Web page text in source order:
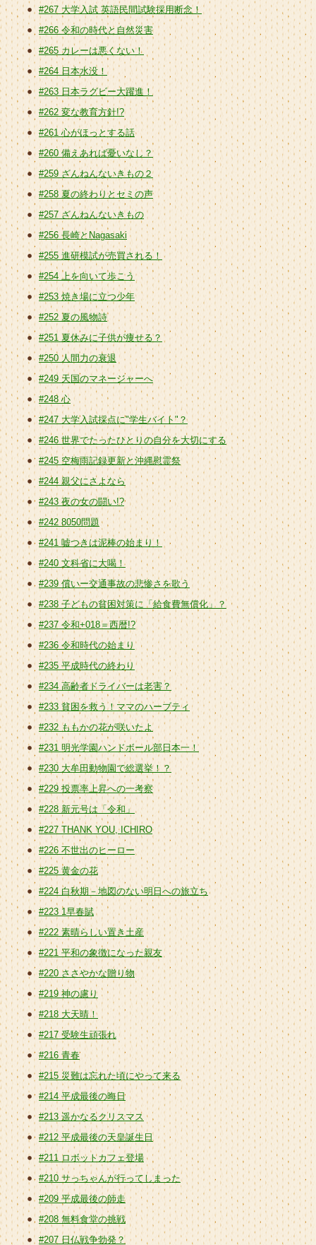
#267 大学入試 英語民間試験採用断念！
#266 令和の時代と自然災害
#265 カレーは悪くない！
#264 日本水没！
#263 日本ラグビー大躍進！
#262 変な教育方針!?
#261 心がほっとする話
#260 備えあれば憂いなし？
#259 ざんねんないきもの２
#258 夏の終わりとセミの声
#257 ざんねんないきもの
#256 長崎とNagasaki
#255 進研模試が売買される！
#254 上を向いて歩こう
#253 焼き場に立つ少年
#252 夏の風物詩
#251 夏休みに子供が痩せる？
#250 人間力の衰退
#249 天国のマネージャーへ
#248 心
#247 大学入試採点に"学生バイト"？
#246 世界でたったひとりの自分を大切にする
#245 空梅雨記録更新と沖縄慰霊祭
#244 親父にさよなら
#243 夜の女の闘い!?
#242 8050問題
#241 嘘つきは泥棒の始まり！
#240 文科省に大喝！
#239 償いー交通事故の悲惨さを歌う
#238 子どもの貧困対策に「給食費無償化」？
#237 令和+018＝西暦!?
#236 令和時代の始まり
#235 平成時代の終わり
#234 高齢者ドライバーは老害？
#233 貧困を救う！ママのハーブティ
#232 ももかの花が咲いたよ
#231 明光学園ハンドボール部日本一！
#230 大牟田動物園で総選挙！？
#229 投票率上昇への一考察
#228 新元号は「令和」
#227 THANK YOU, ICHIRO
#226 不世出のヒーロー
#225 黄金の花
#224 白秋期－地図のない明日への旅立ち
#223 1早春賦
#222 素晴らしい置き土産
#221 平和の象徴になった親友
#220 ささやかな贈り物
#219 神の慮り
#218 大天晴！
#217 受験生頑張れ
#216 青春
#215 災難は忘れた頃にやって来る
#214 平成最後の晦日
#213 遥かなるクリスマス
#212 平成最後の天皇誕生日
#211 ロボットカフェ登場
#210 サっちゃんが行ってしまった
#209 平成最後の師走
#208 無料食堂の挑戦
#207 日仏戦争勃発？